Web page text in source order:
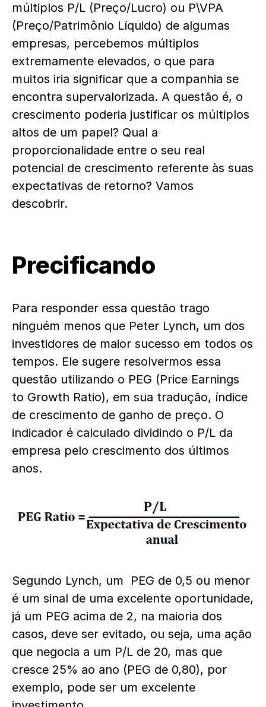
múltiplos P/L (Preço/Lucro) ou P\VPA
(Preço/Patrimônio Líquido) de algumas
empresas, percebemos múltiplos
extremamente elevados, o que para
muitos iria significar que a companhia se
encontra supervalorizada. A questão é, o
crescimento poderia justificar os múltiplos
altos de um papel? Qual a
proporcionalidade entre o seu real
potencial de crescimento referente às suas
expectativas de retorno? Vamos
descobrir.
Precificando
Para responder essa questão trago
ninguém menos que Peter Lynch, um dos
investidores de maior sucesso em todos os
tempos. Ele sugere resolvermos essa
questão utilizando o PEG (Price Earnings
to Growth Ratio), em sua tradução, índice
de crescimento de ganho de preço. O
indicador é calculado dividindo o P/L da
empresa pelo crescimento dos últimos
anos.
Segundo Lynch, um PEG de 0,5 ou menor
é um sinal de uma excelente oportunidade,
já um PEG acima de 2, na maioria dos
casos, deve ser evitado, ou seja, uma ação
que negocia a um P/L de 20, mas que
cresce 25% ao ano (PEG de 0,80), por
exemplo, pode ser um excelente